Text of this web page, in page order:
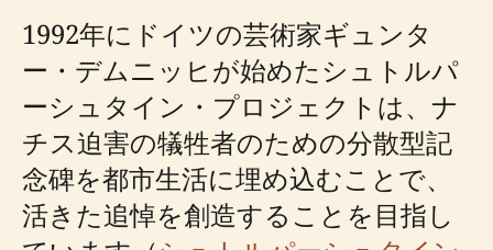
1992年にドイツの芸術家ギュンタ
ー・デムニッヒが始めたシュトルパ
ーシュタイン・プロジェクトは、ナ
チス迫害の犠牲者のための分散型記
念碑を都市生活に埋め込むことで、
活きた追悼を創造することを目指し